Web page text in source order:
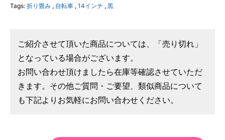
Tags: 折り畳み , 自転車 , 14インチ , 黒
ご紹介させて頂いた商品については、「売り切れ」
となっている場合がございます。
お問い合わせ頂けましたら在庫等確認させていただ
きます。その他ご質問・ご要望、類似商品について
も下記よりお気軽にお問い合わせください。